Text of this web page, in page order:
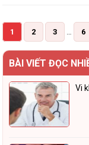
1 2 3 … 6
BÀI VIẾT ĐỌC
Vi